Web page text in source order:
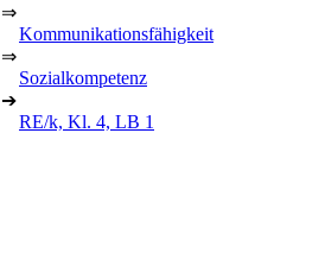
⇒
Kommunikationsfähigkeit
⇒
Sozialkompetenz
➔
RE/k, Kl. 4, LB 1